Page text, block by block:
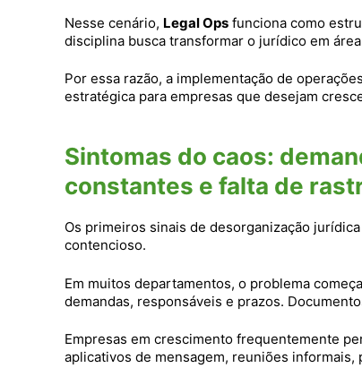
Nesse cenário, Legal Ops funciona como
disciplina busca transformar o jurídico em
Por essa razão, a implementação de
estratégica para empresas que desejam
Sintomas do caos:
constantes e falta de
Os primeiros sinais de desorganização
contencioso.
Em muitos departamentos, o problema
demandas, responsáveis e prazos.
Empresas em crescimento frequentemente
aplicativos de mensagem, reuniões